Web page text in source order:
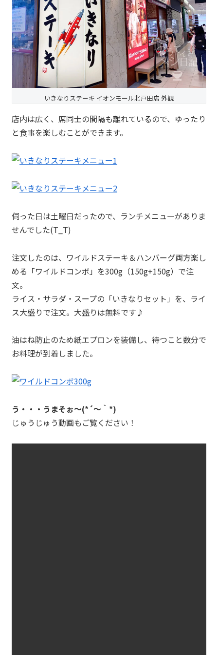
いきなりステーキ イオンモール北戸田店 外観
店内は広く、席同士の間隔も離れているので、ゆったり
と食事を楽しむことができます。
伺った日は土曜日だったので、ランチメニューがありま
せんでした(T_T)
注文したのは、ワイルドステーキ＆ハンバーグ両方楽し
める「ワイルドコンボ」を300g（150g+150g）で注
文。
ライス・サラダ・スープの「いきなりセット」を、ライ
ス大盛りで注文。大盛りは無料です♪
油はね防止のため紙エプロンを装備し、待つこと数分で
お料理が到着しました。
う・・・うまそぉ～(*´～｀*)
じゅうじゅう動画もご覧ください！